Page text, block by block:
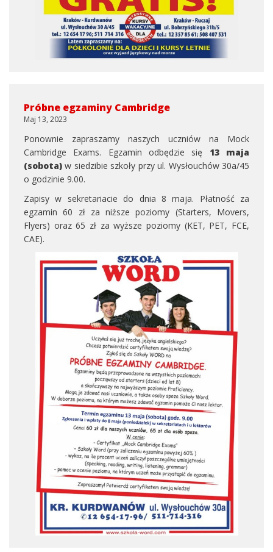
Próbne egzaminy Cambridge
Maj 13, 2023
Ponownie zapraszamy naszych uczniów na Mock
Cambridge Exams. Egzamin odbędzie się 13 maja
(sobota) w siedzibie szkoły przy ul. Wysłouchów 30a/45
o godzinie 9.00.
Zapisy w sekretariacie do dnia 8 maja. Płatność za
egzamin 60 zł za niższe poziomy (Starters, Movers,
Flyers) oraz 65 zł za wyższe poziomy (KET, PET, FCE,
CAE).